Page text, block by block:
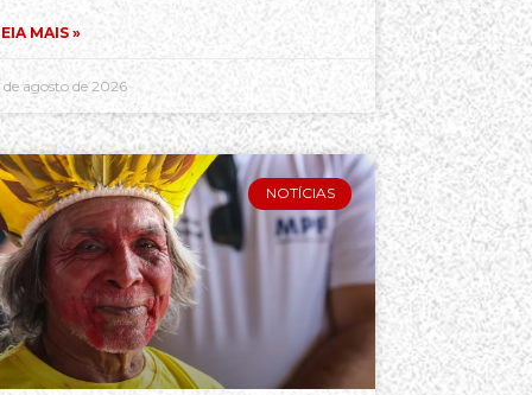
MAIS »
de agosto de 2026
NOTÍCIAS